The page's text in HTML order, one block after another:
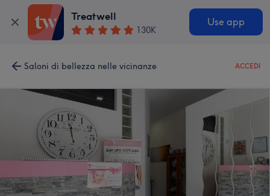
Treatwell
130K
Use app
Saloni di bellezza nelle vicinanze ACCEDI